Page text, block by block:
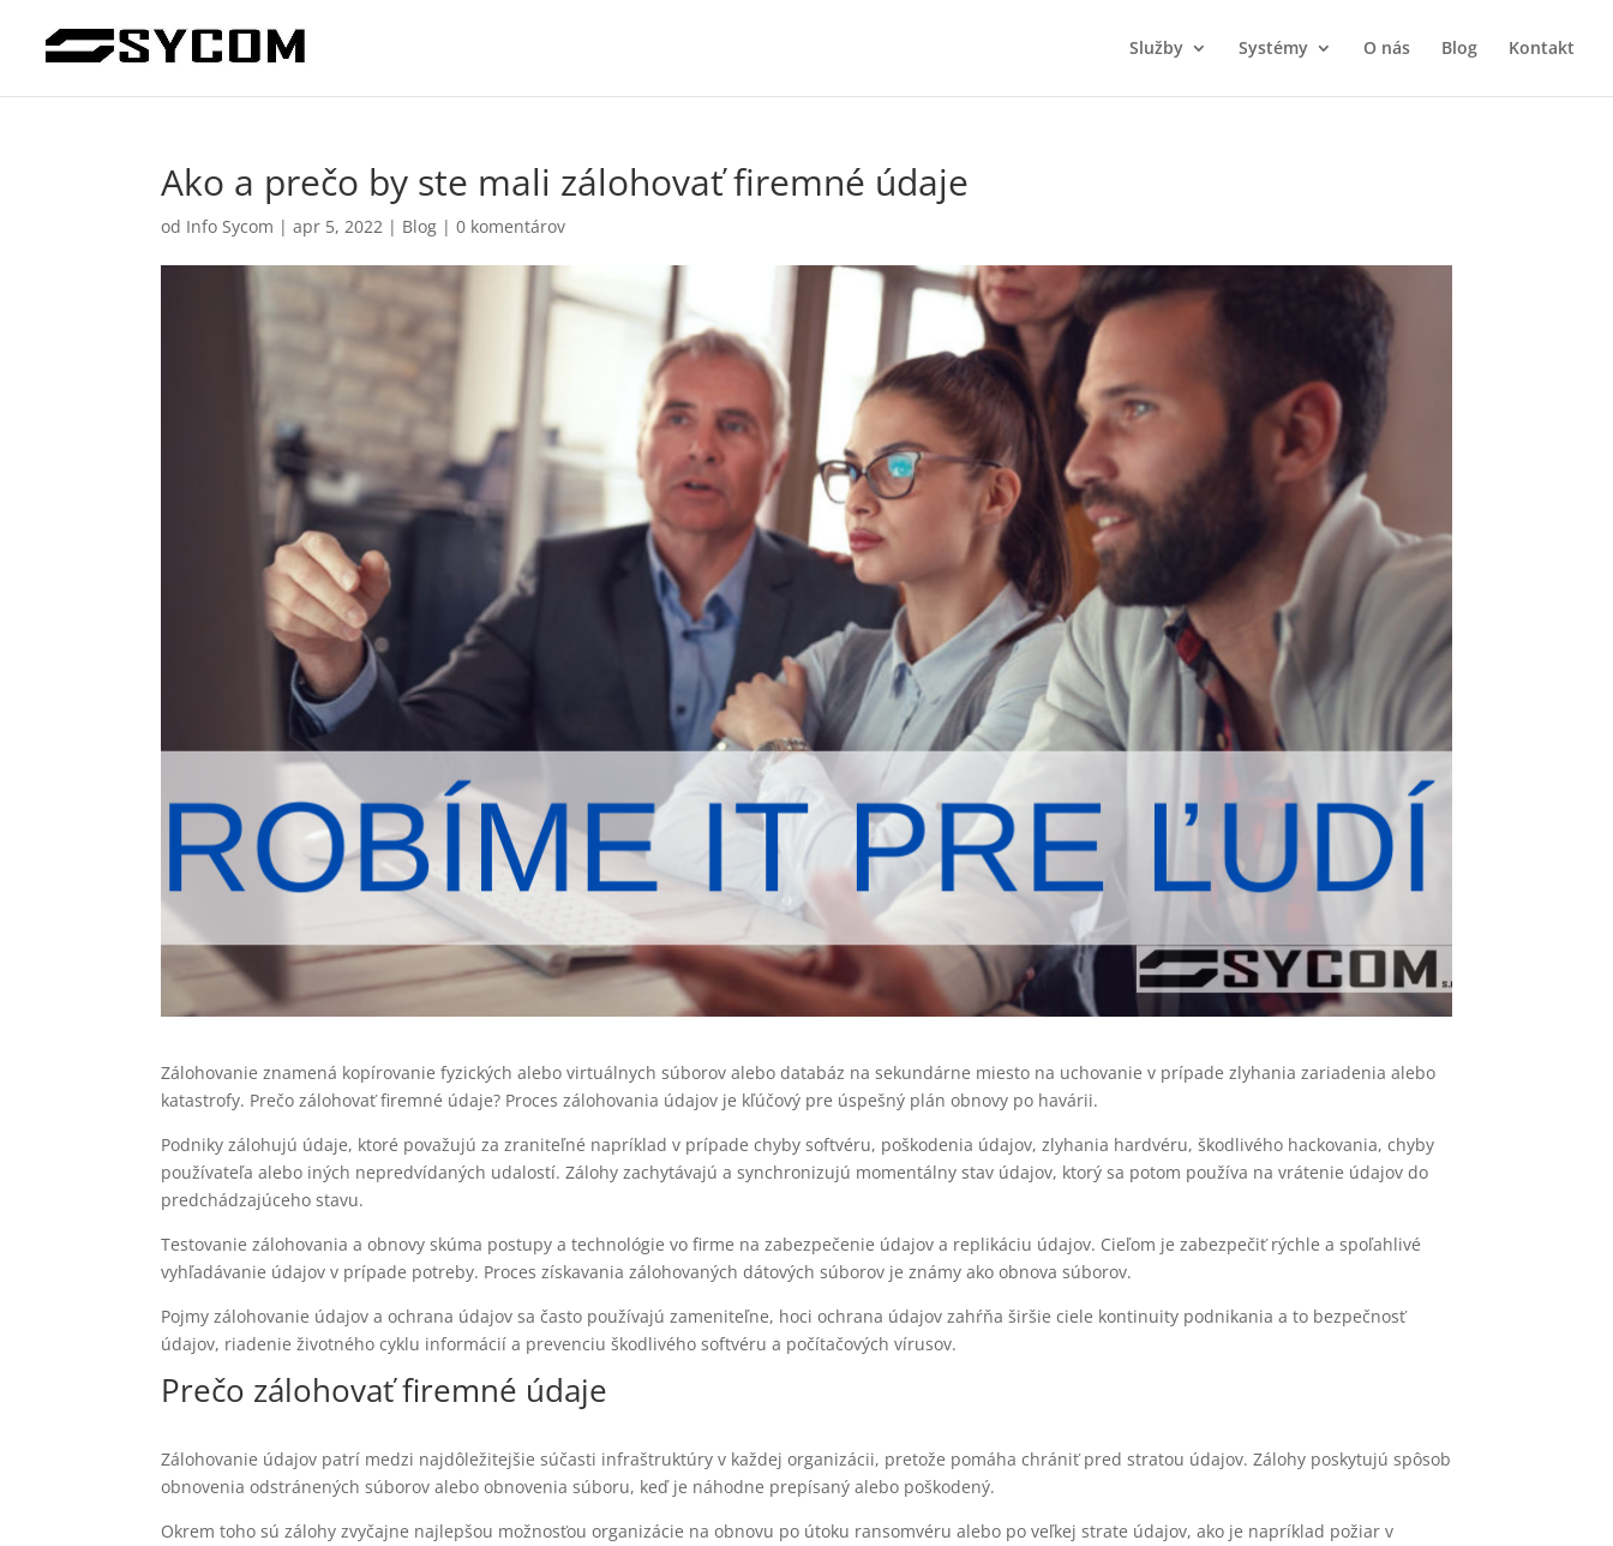
Služby Systémy O nás Blog Kontakt
Ako a prečo by ste mali zálohovať firemné údaje
od Info Sycom |apr 5, 2022 | Blog |0 komentárov
Zálohovanie znamená kopírovanie fyzických alebo virtuálnych súborov alebo databáz na sekundárne miesto na uchovanie v prípade zlyhania zariadenia alebo
katastrofy. Prečo zálohovať firemné údaje? Proces zálohovania údajov je kľúčový pre úspešný plán obnovy po havárii.
Podniky zálohujú údaje, ktoré považujú za zraniteľné napríklad v prípade chyby softvéru, poškodenia údajov, zlyhania hardvéru, škodlivého hackovania, chyby
používateľa alebo iných nepredvídaných udalostí. Zálohy zachytávajú a synchronizujú momentálny stav údajov, ktorý sa potom používa na vrátenie údajov do
predchádzajúceho stavu.
Testovanie zálohovania a obnovy skúma postupy a technológie vo firme na zabezpečenie údajov a replikáciu údajov. Cieľom je zabezpečiť rýchle a spoľahlivé
vyhľadávanie údajov v prípade potreby. Proces získavania zálohovaných dátových súborov je známy ako obnova súborov.
Pojmy zálohovanie údajov a ochrana údajov sa často používajú zameniteľne, hoci ochrana údajov zahŕňa širšie ciele kontinuity podnikania a to bezpečnosť
údajov, riadenie životného cyklu informácií a prevenciu škodlivého softvéru a počítačových vírusov.
Prečo zálohovať firemné údaje
Zálohovanie údajov patrí medzi najdôležitejšie súčasti infraštruktúry v každej organizácii, pretože pomáha chrániť pred stratou údajov. Zálohy poskytujú spôsob
obnovenia odstránených súborov alebo obnovenia súboru, keď je náhodne prepísaný alebo poškodený.
Okrem toho sú zálohy zvyčajne najlepšou možnosťou organizácie na obnovu po útoku ransomvéru alebo po veľkej strate údajov, ako je napríklad požiar v